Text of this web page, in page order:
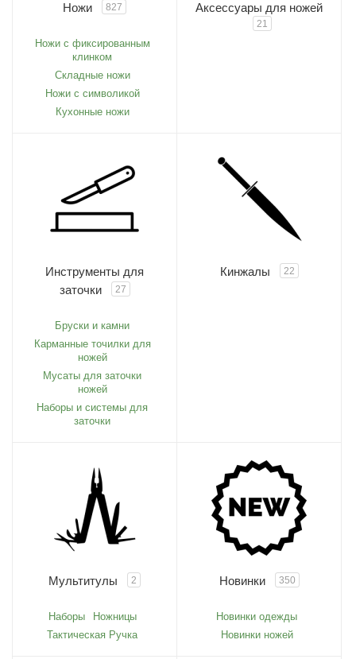
Ножи 827
Ножи с фиксированным
клинком
Складные ножи
Ножи с символикой
Кухонные ножи
Аксессуары для ножей
21
Инструменты для
заточки
27
Бруски и камни
Карманные точилки для
ножей
Мусаты для заточки
ножей
Наборы и системы для
заточки
Кинжалы 22
Мультитулы 2
Наборы
Ножницы
Тактическая Ручка
Новинки 350
Новинки одежды
Новинки ножей